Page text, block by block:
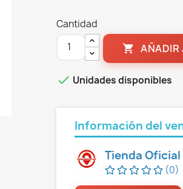
Cantidad
 AÑADIR
 Unidades disponibles
Información del
Tienda
(0)